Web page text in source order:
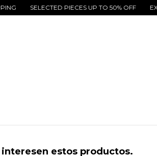
SELECTED PIECES UP TO 50% OFF
interesen estos productos.